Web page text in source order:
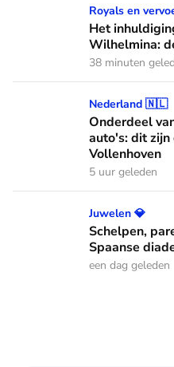
Het inhuldigingscadeau
Royals en
Het
Wilhelmina:
38 minuten
Onderdeel van eenNederland 🇳🇱
Onderdeel
auto's: dit zijn
Vollenhoven
5 uur geleden
Schelpen, parels en
Juwelen 💎
Schelpen,
Spaanse
een dag geleden